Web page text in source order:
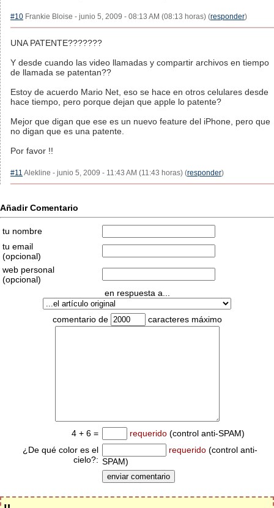
#10 Frankie Bloise - junio 5, 2009 - 08:13 AM (08:13 horas) (responder)
UNA PATENTE???????
Y desde cuando las video llamadas y compartir archivos en tiempo
de llamada se patentan??
Estoy de acuerdo Mario Net, eso se hace en otros celulares desde
hace tiempo, pero porque dejan que apple lo patente?
Mejor que digan que ese es un nuevo feature del iPhone, pero que
no digan que es una patente.
Por favor !!
#11 Alekline - junio 5, 2009 - 11:43 AM (11:43 horas) (responder)
Añadir Comentario
tu nombre
tu email
(opcional)
web personal
(opcional)
en respuesta a...
comentario de caracteres máximo
4 + 6 = requerido (control anti-SPAM)
¿De qué color es el
cielo?:
requerido (control anti-
SPAM)